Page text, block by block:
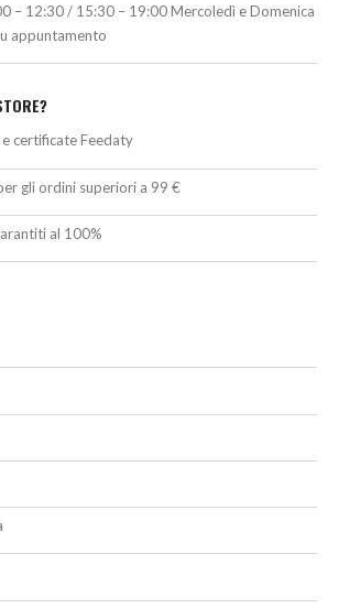
– 12:30 / 15:30 – 19:00 Mercoledì e Domenica
appuntamento
certificate Feedaty
gli ordini superiori a 99 €
al 100%